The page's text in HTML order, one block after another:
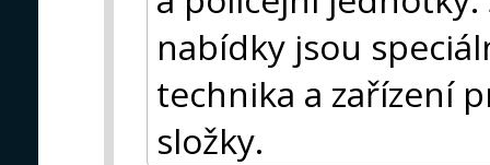
nabídky jsou
technika a zařízení
složky.